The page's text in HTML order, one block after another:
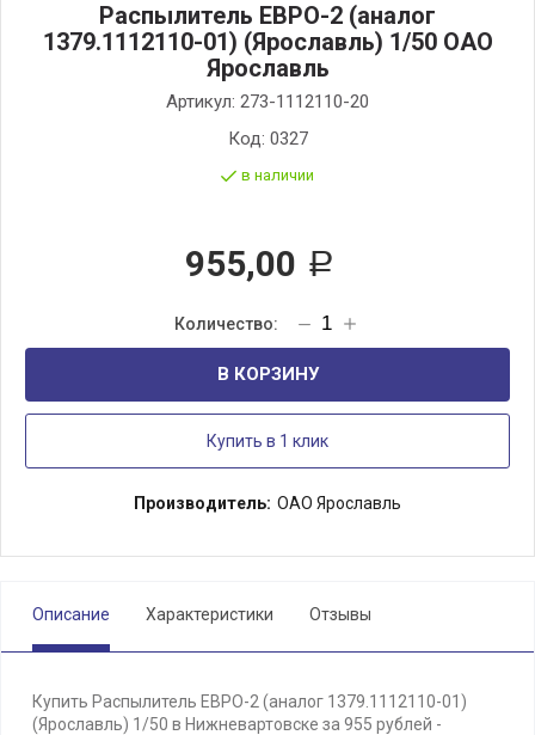
Распылитель ЕВРО-2 (аналог
1379.1112110-01) (Ярославль) 1/50 ОАО
Ярославль
Артикул: 273-1112110-20
Код: 0327
в наличии
955,00 Р
В КОРЗИНУ
Купить в 1 клик
Производитель: ОАО Ярославль
Описание Характеристики Отзывы
Купить Распылитель ЕВРО-2 (аналог 1379.1112110-01)
(Ярославль) 1/50 в Нижневартовске за 955 рублей -